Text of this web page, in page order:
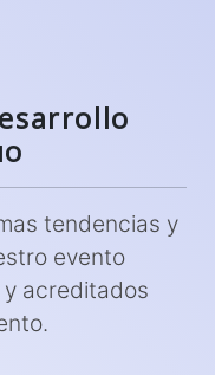
tendencias y
evento
acreditados